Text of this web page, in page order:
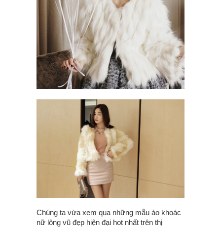
Chúng ta vừa xem qua những mẫu áo khoác
nữ lông vũ đẹp hiện đại hot nhất trên thị